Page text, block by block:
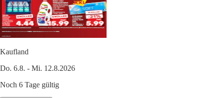
Kaufland
Do. 6.8. - Mi. 12.8.2026
Noch 6 Tage gültig